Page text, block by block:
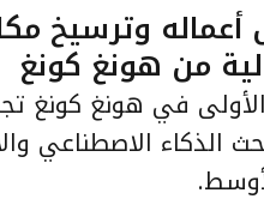
وترسيخ
من هونغ كونغ
في هونغ كونغ
الذكاء الاصطناعي